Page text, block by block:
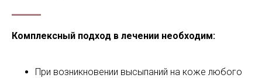
Комплексный подход в лечении необходим:
При возникновении высыпаний на коже любого